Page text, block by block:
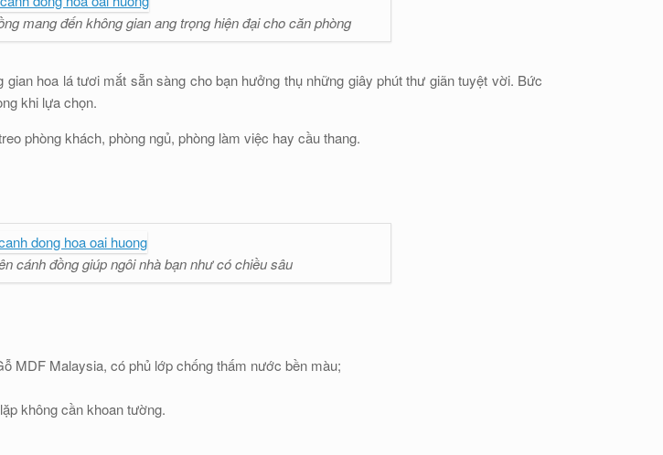
mang đến không gian ang trọng hiện đại cho căn phòng
hoa lá tươi mắt sẵn sàng cho bạn hưởng thụ những giây phút thư giãn tuyệt vời. Bức
khi lựa chọn.
phòng khách, phòng ngủ, phòng làm việc hay cầu thang.
cánh đồng giúp ngôi nhà bạn như có chiều sâu
MDF Malaysia, có phủ lớp chống thấm nước bền màu;
không cần khoan tường.